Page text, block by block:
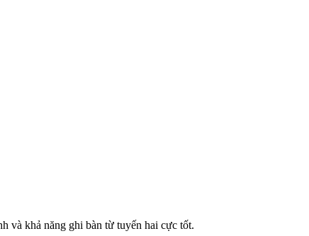
và khả năng ghi bàn từ tuyến hai cực tốt.